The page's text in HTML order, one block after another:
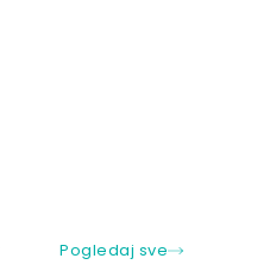
Pogledaj sve